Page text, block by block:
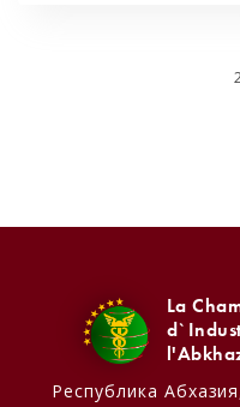
La
Республика